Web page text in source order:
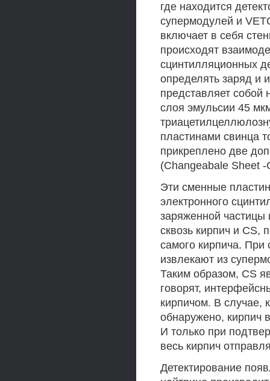
где находится
супермодулей и
включает в себя
происходят
сцинтилляционных
определять заряд и
представляет собой
слоя эмульсии 45
пластинами свинца
прикреплено две
(Changeabale Sheet -
Эти сменные
электронного
заряженной
сквозь кирпич и CS,
самого кирпича. При
извлекают из
Таким образом, CS
говорят,
кирпичом. В случае,
обнаружено, кирпич
И только при
весь кирпич
Детектирование